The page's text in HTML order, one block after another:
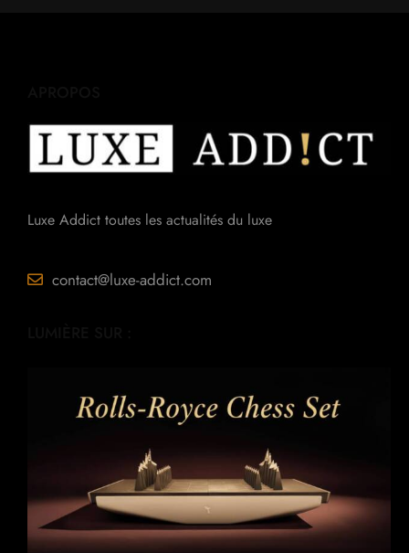
Luxe Addict toutes les actualités du luxe
contact@luxe-addict.com